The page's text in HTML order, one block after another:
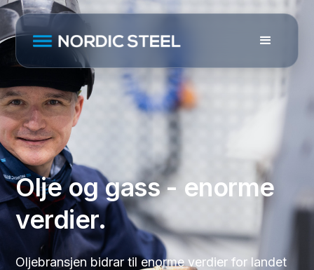
Olje og gass - enorme
verdier.
Oljebransjen bidrar til enorme verdier for landet